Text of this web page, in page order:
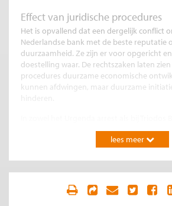
Effect van juridische procedures
Het is opvallend dat een dergelijk conflict
Nederlandse bank met de beste reputatie
duurzaamheid. Ze zijn er voor opgericht
doestelling waar. De rechtszaken laten
procedures duurzame economische
kunnen afdwingen, maar duurzame
economische belangen losgekoppeld van
maatschappelijke belangen. Vervolgens
Bij Triodos Bank is dit ook (nog) zo – de
die verwijt dat Triodos hun financiële
staan tot nu toe op afstand – en gaan
lees meer